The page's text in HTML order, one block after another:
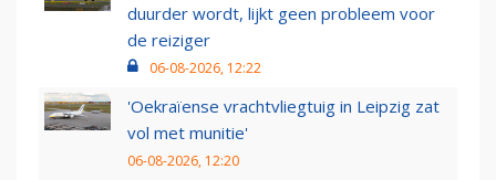
duurder wordt, lijkt geen probleem voor
de reiziger
06-08-2026, 12:22
'Oekraïense vrachtvliegtuig in Leipzig zat
vol met munitie'
06-08-2026, 12:20